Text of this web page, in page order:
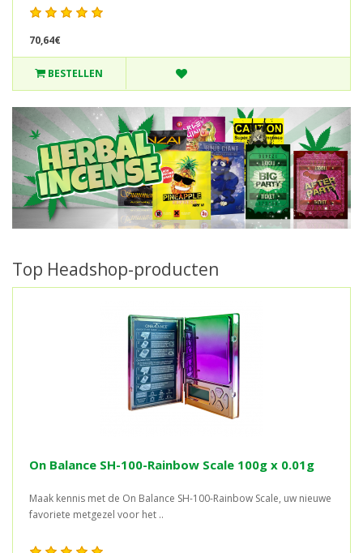
70,64€
BESTELLEN
Top Headshop-producten
On Balance SH-100-Rainbow Scale 100g x 0.01g
Maak kennis met de On Balance SH-100-Rainbow Scale, uw nieuwe
favoriete metgezel voor het ..